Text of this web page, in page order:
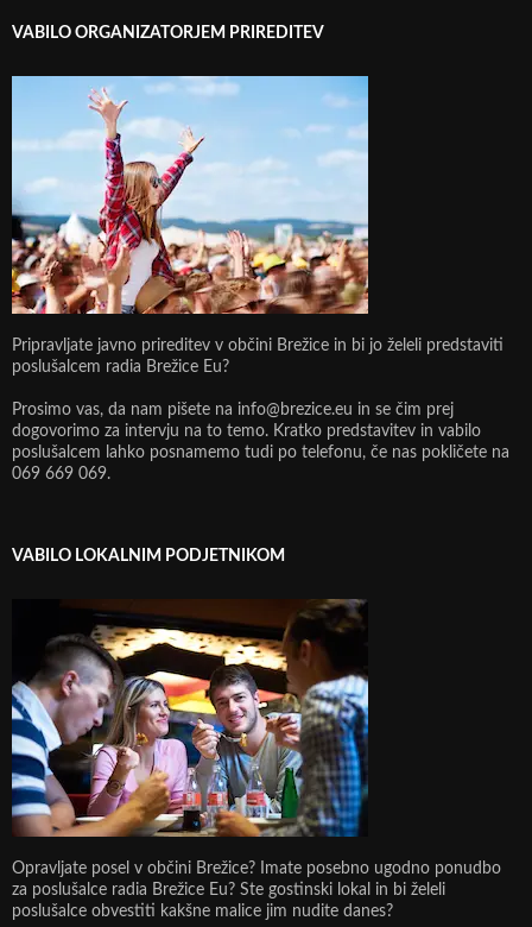
VABILO ORGANIZATORJEM PRIREDITEV
Pripravljate javno prireditev v občini Brežice in bi jo želeli predstaviti
poslušalcem radia Brežice Eu?
Prosimo vas, da nam pišete na info@brezice.eu in se čim prej
dogovorimo za intervju na to temo. Kratko predstavitev in vabilo
poslušalcem lahko posnamemo tudi po telefonu, če nas pokličete na
069 669 069.
VABILO LOKALNIM PODJETNIKOM
Opravljate posel v občini Brežice? Imate posebno ugodno ponudbo
za poslušalce radia Brežice Eu? Ste gostinski lokal in bi želeli
poslušalce obvestiti kakšne malice jim nudite danes?